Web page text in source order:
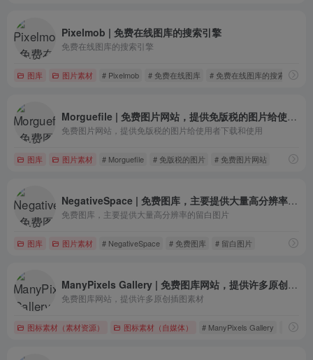
Pixelmob | 免费在线图库的搜索引擎
免费在线图库的搜索引擎
图库 图片素材 # Pixelmob # 免费在线图库 # 免费在线图库的搜索引擎
Morguefile | 免费图片网站，提供免版税的图片给使用者下载和使用
免费图片网站，提供免版税的图片给使用者下载和使用
图库 图片素材 # Morguefile # 免版税的图片 # 免费图片网站
NegativeSpace | 免费图库，主要提供大量高分辨率的留白图片
免费图库，主要提供大量高分辨率的留白图片
图库 图片素材 # NegativeSpace # 免费图库 # 留白图片
ManyPixels Gallery | 免费图库网站，提供许多原创插图素材
免费图库网站，提供许多原创插图素材
图标素材（素材资源） 图标素材（自媒体） # ManyPixels Gallery # 免费